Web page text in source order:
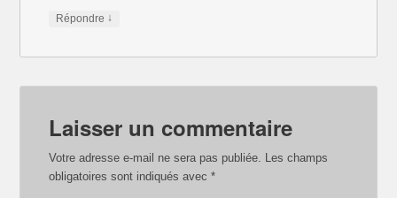
Répondre ↓
Laisser un commentaire
Votre adresse e-mail ne sera pas publiée. Les champs
obligatoires sont indiqués avec*